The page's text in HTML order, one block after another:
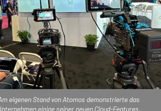
eigenen Stand von Atomos demonstrierte das
einige seiner neuen Cloud-Features.